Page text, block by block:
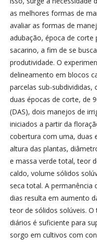
as melhores formas de
avaliar as formas de
adubação, época de corte
sacarino, a fim de se
produtividade. O
delineamento em blocos
parcelas sub-
duas épocas de corte, de
(DAS), dois manejos de
iniciados a partir da
cobertura com uma, duas
altura das plantas,
e massa verde total, teor
caldo, volume sólidos
seca total. A permanência
dias resulta em aumento
teor de sólidos solúveis.
diários é suficiente para
sorgo em cultivos com